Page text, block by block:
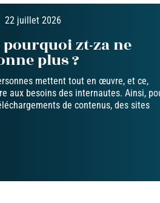
22 juillet 2026
pourquoi zt-za ne
plus ?
mettent tout en œuvre, et ce,
aux besoins des internautes. Ainsi,
de contenus, des sites